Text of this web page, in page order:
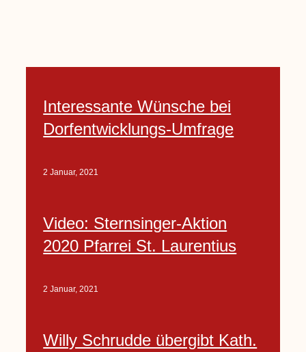
Interessante Wünsche bei
Dorfentwicklungs-Umfrage
2 Januar, 2021
Video: Sternsinger-Aktion
2020 Pfarrei St. Laurentius
2 Januar, 2021
Willy Schrudde übergibt Kath.